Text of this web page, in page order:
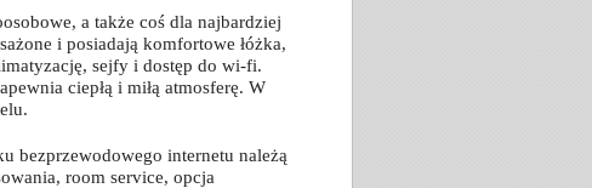
a także coś dla najbardziej
i posiadają komfortowe łóżka,
sejfy i dostęp do wi-fi.
ciepłą i miłą atmosferę. W
bezprzewodowego internetu należą
room service, opcja